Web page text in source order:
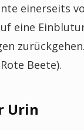
einerseits
eine
Beete).
Urin